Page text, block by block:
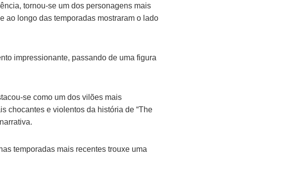
tornou-se um dos personagens mais
ao longo das temporadas mostraram o lado
impressionante, passando de uma figura
se como um dos vilões mais
chocantes e violentos da história de “The
temporadas mais recentes trouxe uma